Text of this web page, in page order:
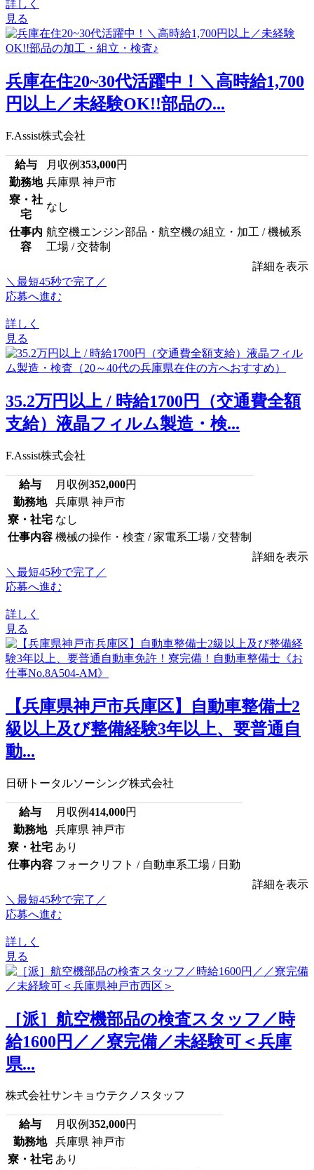
詳しく
見る
兵庫在住20~30代活躍中！＼高時給1,700
円以上／未経験OK!!部品の...
F.Assist株式会社
給与 月収例353,000円
勤務地 兵庫県 神戸市
寮・社
宅
なし
仕事内
容
航空機エンジン部品・航空機の組立・加工 / 機械系
工場 / 交替制
詳細を表示
＼最短45秒で完了／
応募へ進む
詳しく
見る
35.2万円以上 / 時給1700円（交通費全額
支給）液晶フィルム製造・検...
F.Assist株式会社
給与 月収例352,000円
勤務地
兵庫県 神戸市
寮・社宅 なし
仕事内容 機械の操作・検査 / 家電系工場 / 交替制
詳細を表示
＼最短45秒で完了／
応募へ進む
詳しく
見る
【兵庫県神戸市兵庫区】自動車整備士2
級以上及び整備経験3年以上、要普通自
動...
日研トータルソーシング株式会社
給与 月収例414,000円
勤務地
兵庫県 神戸市
寮・社宅 あり
仕事内容 フォークリフト / 自動車系工場 / 日勤
詳細を表示
＼最短45秒で完了／
応募へ進む
詳しく
見る
［派］航空機部品の検査スタッフ／時
給1600円／／寮完備／未経験可＜兵庫
県...
株式会社サンキョウテクノスタッフ
給与 月収例352,000円
勤務地
兵庫県 神戸市
寮・社宅 あり